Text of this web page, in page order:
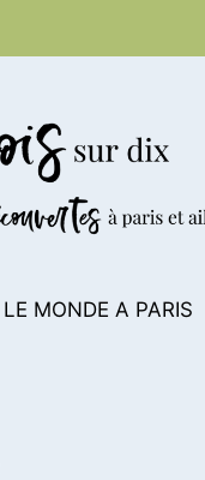
LE MONDE A PARIS